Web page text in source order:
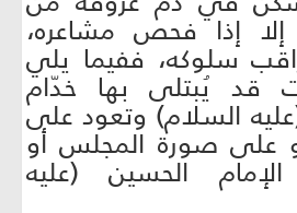
إذا فحص مشاعره،
سلوكه، ففيما يلي
قد يُبتلى بها خدّام
السلام) وتعود على
على صورة المجلس أو
الحسين (عليه